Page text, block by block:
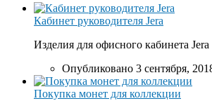
Кабинет руководителя Jera
Изделия для офисного кабинета
Опубликовано 3 сентября,
Покупка монет для коллекции